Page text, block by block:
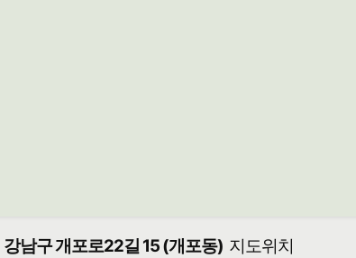
남구 개포로22길 15 (개포동) 지도위치